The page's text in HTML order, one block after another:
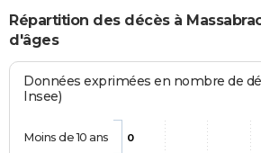
Répartition des décès à
d'âges
Données exprimées en nombre de
Insee)
0
Moins de 10 ans